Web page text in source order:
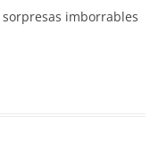
imborrables